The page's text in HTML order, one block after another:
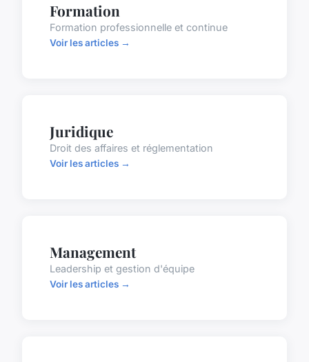
Formation
Formation professionnelle et continue
Voir les articles →
Juridique
Droit des affaires et réglementation
Voir les articles →
Management
Leadership et gestion d'équipe
Voir les articles →